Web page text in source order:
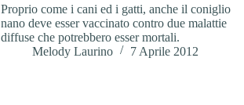
Proprio come i cani ed i gatti, anche il coniglio
nano deve esser vaccinato contro due malattie
diffuse che potrebbero esser mortali.
Melody Laurino
7 Aprile 2012